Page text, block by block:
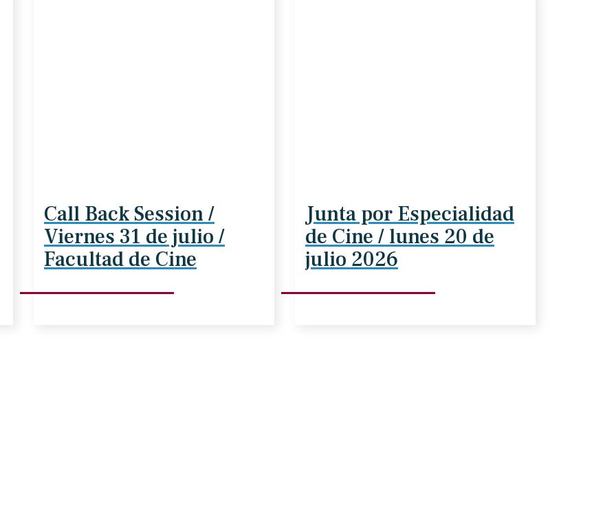
Call Back Session /
Viernes 31 de julio /
Facultad de Cine
Junta por Especialidad
de Cine / lunes 20 de
julio 2026